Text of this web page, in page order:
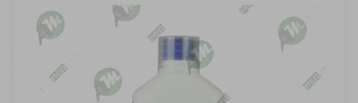
immagini